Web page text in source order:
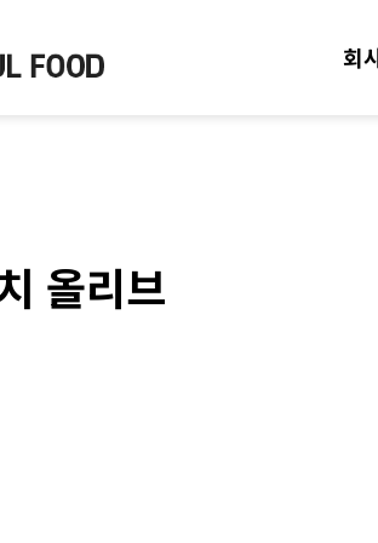
회
올리브